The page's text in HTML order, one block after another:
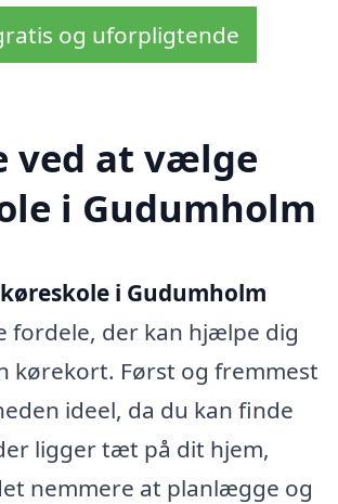
og uforpligtende
ved at vælge
i Gudumholm
køreskole i Gudumholm
fordele, der kan hjælpe dig
kørekort. Først og fremmest
ideel, da du kan finde
ligger tæt på dit hjem,
nemmere at planlægge og